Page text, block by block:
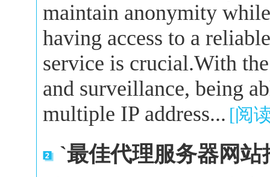
maintain anonymity
having access to a
service is crucial.With
and surveillance, being
multiple IP address... [阅
`最佳代理服务器网